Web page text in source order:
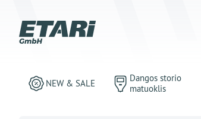
NEW & SALE
Dangos storio
matuoklis